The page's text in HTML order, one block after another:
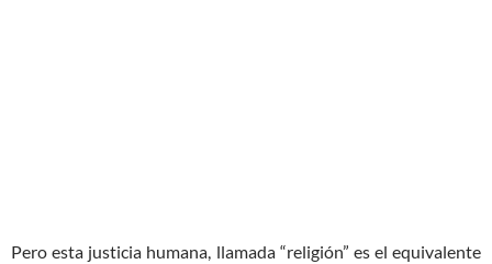
Pero esta justicia humana, llamada “religión” es el equivalente